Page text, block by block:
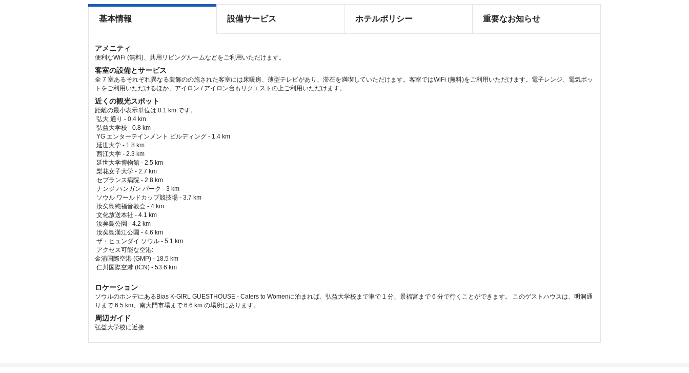
基本情報 設備サービス ホテルポリシー 重要なお知らせ
アメニティ
便利なWiFi (無料)、共用リビングルームなどをご利用いただけます。
客室の設備とサービス
全 7 室あるそれぞれ異なる装飾のの施された客室には床暖房、薄型テレビがあり、滞在を満喫していただけます。客室ではWiFi (無料)をご利用いただけます。電子レンジ、電気ポッ
トをご利用いただけるほか、アイロン / アイロン台もリクエストの上ご利用いただけます。
近くの観光スポット
距離の最小表示単位は 0.1 km です。
弘大 通り - 0.4 km
弘益大学校 - 0.8 km
YG エンターテインメント ビルディング - 1.4 km
延世大学 - 1.8 km
西江大学 - 2.3 km
延世大学博物館 - 2.5 km
梨花女子大学 - 2.7 km
セブランス病院 - 2.8 km
ナンジ ハンガン パーク - 3 km
ソウル ワールドカップ競技場 - 3.7 km
汝矣島純福音教会 - 4 km
文化放送本社 - 4.1 km
汝矣島公園 - 4.2 km
汝矣島漢江公園 - 4.6 km
ザ・ヒュンダイ ソウル - 5.1 km
アクセス可能な空港:
金浦国際空港 (GMP) - 18.5 km
仁川国際空港 (ICN) - 53.6 km
ロケーション
ソウルのホンデにあるBias K-GIRL GUESTHOUSE - Caters to Womenに泊まれば、弘益大学校まで車で 1 分、景福宮まで 6 分で行くことができます。 このゲストハウスは、明洞通
りまで 6.5 km、南大門市場まで 6.6 km の場所にあります。
周辺ガイド
弘益大学校に近接